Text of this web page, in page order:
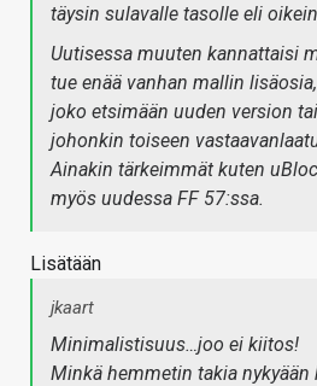
täysin sulavalle tasolle eli
Uutisessa muuten kannattaisi
tue enää vanhan mallin
joko etsimään uuden version
johonkin toiseen
Ainakin tärkeimmät kuten
myös uudessa FF 57:ssa.
Lisätään
jkaart
Minimalistisuus…joo ei kiitos!
Minkä hemmetin takia nykyään